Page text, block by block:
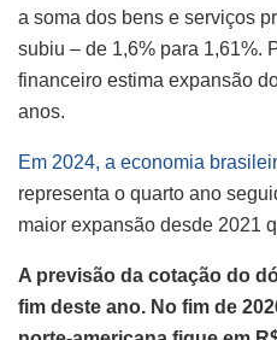
a soma dos bens e serviços
subiu – de 1,6% para 1,61%.
financeiro estima expansão
anos.
Em 2024, a economia
representa o quarto ano
maior expansão desde 2021
A previsão da cotação do
fim deste ano. No fim de